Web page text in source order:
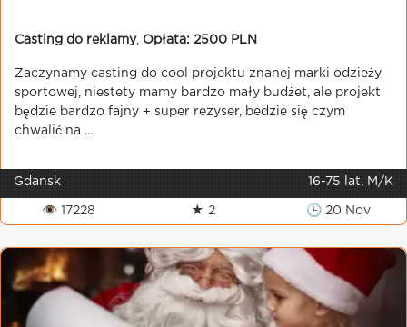
Casting do reklamy, Opłata: 2500 PLN
Zaczynamy casting do cool projektu znanej marki odzieży
sportowej, niestety mamy bardzo mały budżet, ale projekt
będzie bardzo fajny + super rezyser, bedzie się czym
chwalić na ...
Gdansk 16-75 lat, M/K
👁 17228 ★ 2 🕒 20 Nov